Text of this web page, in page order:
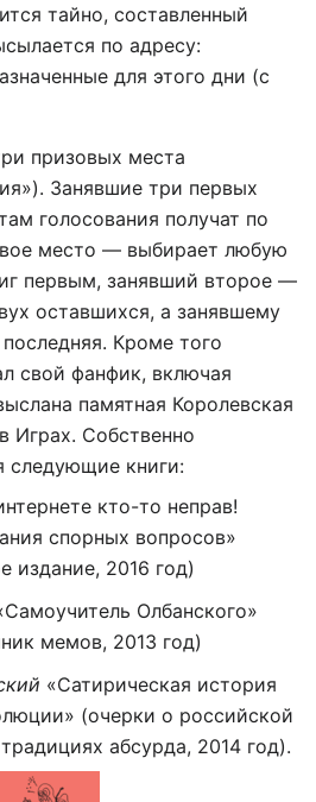
тайно, составленный
по адресу:
для этого дни (с
призовых места
Занявшие три первых
голосования получат по
место — выбирает любую
первым, занявший второе —
оставшихся, а занявшему
Кроме того
свой фанфик, включая
памятная Королевская
Играх. Собственно
следующие книги:
кто-то неправ!
спорных вопросов»
издание, 2016 год)
Олбанского»
мемов, 2013 год)
«Сатирическая история
(очерки о российской
абсурда, 2014 год).